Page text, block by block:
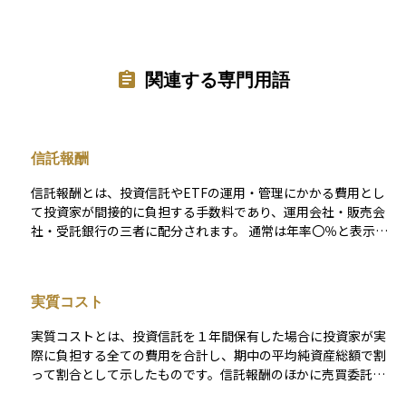
関連する専門用語
信託報酬
信託報酬とは、投資信託やETFの運用・管理にかかる費用とし
て投資家が間接的に負担する手数料であり、運用会社・販売会
社・受託銀行の三者に配分されます。 通常は年率〇％と表示さ
も信託報酬は必ず差し引かれ、長期にわたる複利効果を目減り
させる“見えないコスト”として意識されます。 販売時に一度だ
け負担する販売手数料や、法定監査報酬などと異なり、信託報
酬は保有期間中ずっと発生するランニングコストです。 実際に
は運用会社が3〜6割、販売会社が3〜5割、受託銀行が1〜2割前
実質コスト
実質コストとは、投資信託を１年間保有した場合に投資家が実
際に負担する全ての費用を合計し、期中の平均純資産総額で割
って割合として示したものです。信託報酬のほかに売買委託手